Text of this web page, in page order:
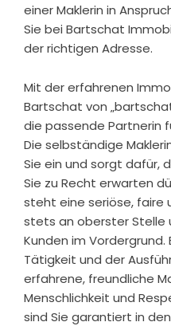
einer Maklerin in
Sie bei Bartschat
der richtigen Adresse.
Mit der erfahrenen
Bartschat von
die passende Partnerin
Die selbständige
Sie ein und sorgt dafür,
Sie zu Recht erwarten
steht eine seriöse, faire
stets an oberster Stelle
Kunden im Vordergrund.
Tätigkeit und der
erfahrene, freundliche
Menschlichkeit und
sind Sie garantiert in